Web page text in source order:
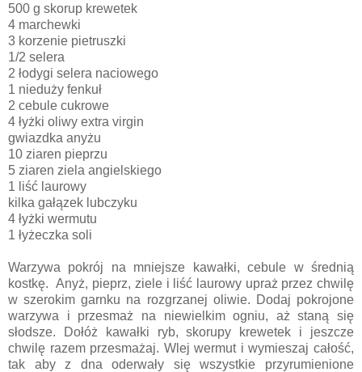
500 g skorup krewetek
4 marchewki
3 korzenie pietruszki
1/2 selera
2 łodygi selera naciowego
1 nieduży fenkuł
2 cebule cukrowe
4 łyżki oliwy extra virgin
gwiazdka anyżu
10 ziaren pieprzu
5 ziaren ziela angielskiego
1 liść laurowy
kilka gałązek lubczyku
4 łyżki wermutu
1 łyżeczka soli
Warzywa pokrój na mniejsze kawałki, cebule w średnią
kostkę. Anyż, pieprz, ziele i liść laurowy upraż przez chwilę
w szerokim garnku na rozgrzanej oliwie. Dodaj pokrojone
warzywa i przesmaż na niewielkim ogniu, aż staną się
słodsze. Dołóż kawałki ryb, skorupy krewetek i jeszcze
chwilę razem przesmażaj. Wlej wermut i wymieszaj całość,
tak aby z dna oderwały się wszystkie przyrumienione